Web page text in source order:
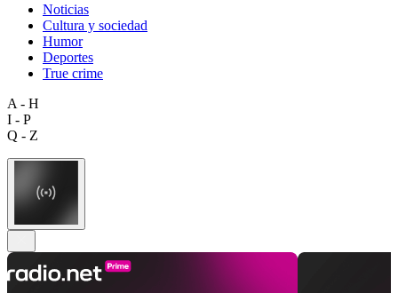
Noticias
Cultura y sociedad
Humor
Deportes
True crime
A - H
I - P
Q - Z